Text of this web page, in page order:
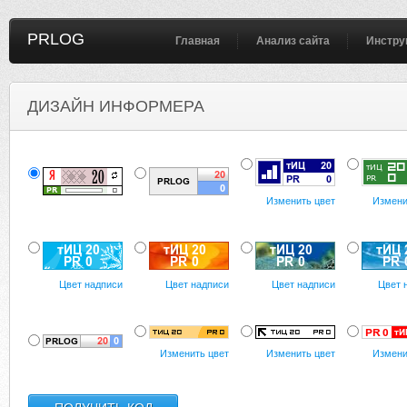
PRLOG Главная Анализ сайта
ДИЗАЙН ИНФОРМЕРА
Изменить цвет
Цвет надписи Цвет надписи Цвет надписи Цвет
Изменить цвет Изменить цвет